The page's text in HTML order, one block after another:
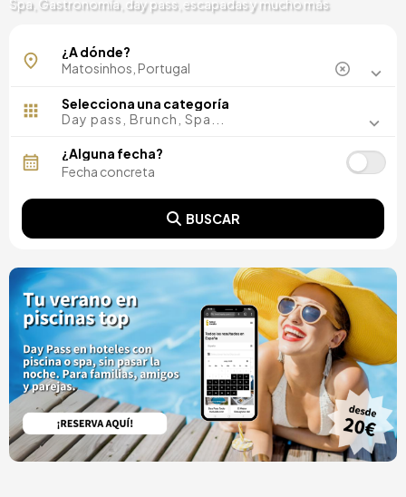
Spa, Gastronomía, day pass, escapadas y mucho más
¿A dónde?
Selecciona una categoría
Day pass, Brunch, Spa...
¿Alguna fecha?
BUSCAR